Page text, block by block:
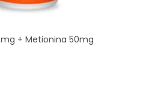
+ Metionina 50mg